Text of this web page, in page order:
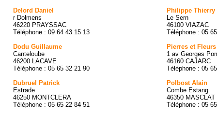
Delord Daniel
r Dolmens
46220 PRAYSSAC
Téléphone : 09 64 43 15 13
Dodu Guillaume
Canteloube
46200 LACAVE
Téléphone : 05 65 32 21 90
Dubruel Patrick
Estrade
46250 MONTCLERA
Téléphone : 05 65 22 84 51
Philippe Thierry
Le Sern
46100 VIAZAC
Téléphone : 05
Pierres et Fleurs
1 av Georges
46160 CAJARC
Téléphone : 05
Polbost Alain
Combe Estang
46350 MASCLAT
Téléphone : 05